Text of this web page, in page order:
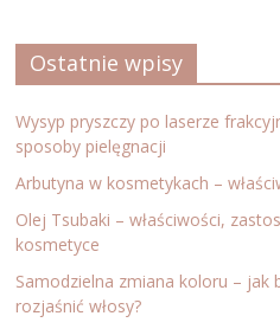
Ostatnie wpisy
Wysyp pryszczy po laserze
sposoby pielęgnacji
Arbutyna w kosmetykach –
Olej Tsubaki – właściwości,
kosmetyce
Samodzielna zmiana koloru – jak
rozjaśnić włosy?